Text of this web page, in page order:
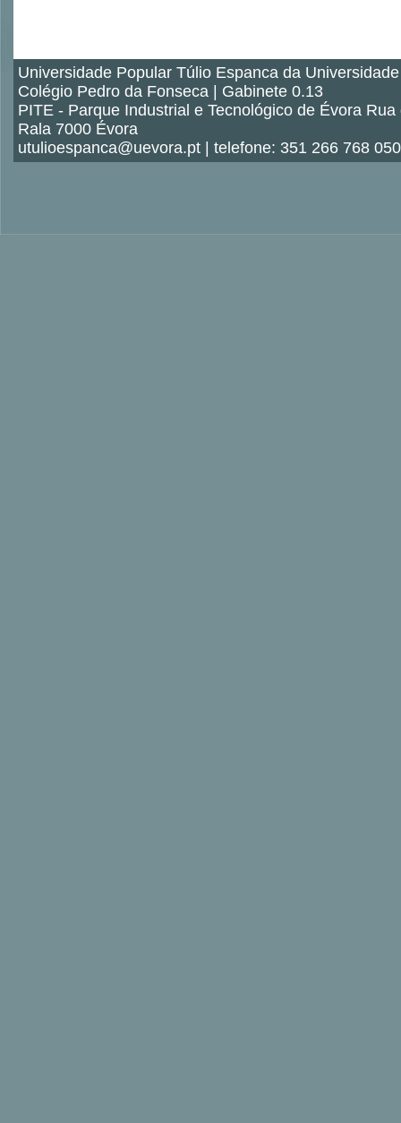
Universidade Popular Túlio Espanca da
Colégio Pedro da Fonseca | Gabinete 0.13
PITE - Parque Industrial e Tecnológico de Évora Rua
Rala 7000 Évora
utulioespanca@uevora.pt | telefone: 351 266 768 050